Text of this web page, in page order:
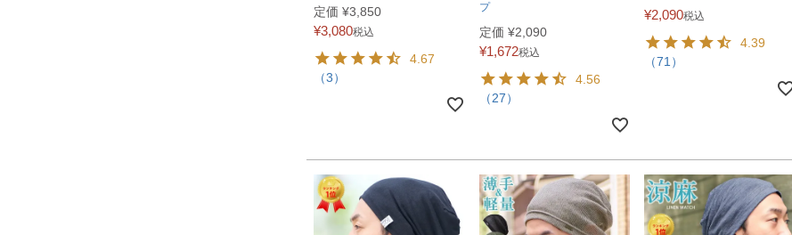
定価 ¥3,850
¥3,080税込
4.67
（3）
プ
定価 ¥2,090
¥1,672税込
4.56
（27）
¥2,090税込
4.39
（71）